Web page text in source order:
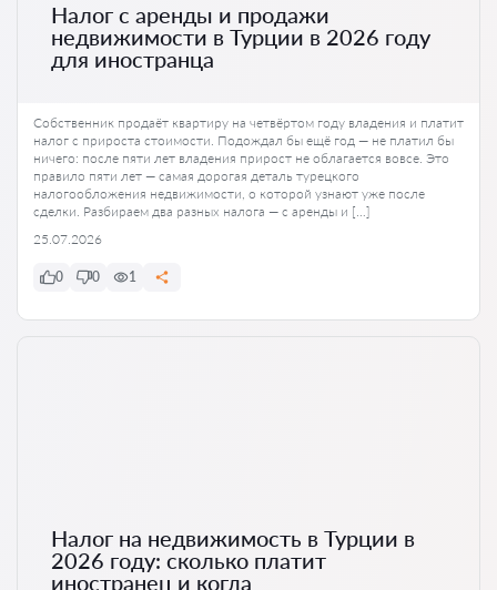
Налог с аренды и продажи
недвижимости в Турции в 2026 году
для иностранца
Собственник продаёт квартиру на четвёртом году владения и платит
налог с прироста стоимости. Подождал бы ещё год — не платил бы
ничего: после пяти лет владения прирост не облагается вовсе. Это
правило пяти лет — самая дорогая деталь турецкого
налогообложения недвижимости, о которой узнают уже после
сделки. Разбираем два разных налога — с аренды и […]
25.07.2026
0 0 1
Налог на недвижимость в Турции в
2026 году: сколько платит
иностранец и когда